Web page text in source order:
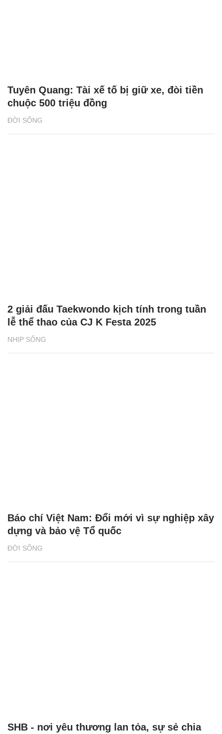
ĐỜI SỐNG
Tuyên Quang: Tài xế tố bị giữ xe, đòi tiền
chuộc 500 triệu đồng
NHỊP SỐNG
2 giải đấu Taekwondo kịch tính trong tuần
lễ thể thao của CJ K Festa 2025
ĐỜI SỐNG
Báo chí Việt Nam: Đổi mới vì sự nghiệp xây
dựng và bảo vệ Tổ quốc
SHB - nơi yêu thương lan tỏa, sự sẻ chia